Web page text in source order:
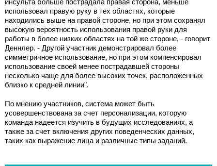
инсульта больше пострадала правая сторона, меньше
использовал правую руку в тех областях, которые
находились выше на правой стороне, но при этом сохранял
высокую вероятность использования правой руки для
работы в более низких областях на той же стороне, - говорит
Деннлер. - Другой участник демонстрировал более
симметричное использование, но при этом компенсировал
использование своей менее пострадавшей стороны
несколько чаще для более высоких точек, расположенных
близко к средней линии".
По мнению участников, система может быть
усовершенствована за счет персонализации, которую
команда надеется изучить в будущих исследованиях, а
также за счет включения других поведенческих данных,
таких как выражение лица и различные типы заданий.